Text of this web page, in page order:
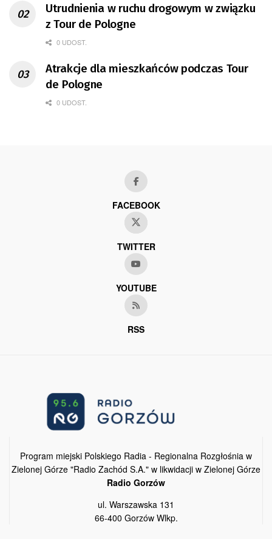
Utrudnienia w ruchu drogowym w związku
z Tour de Pologne
0 UDOST.
Atrakcje dla mieszkańców podczas Tour
de Pologne
0 UDOST.
FACEBOOK
TWITTER
YOUTUBE
RSS
Program miejski Polskiego Radia - Regionalna Rozgłośnia w
Zielonej Górze "Radio Zachód S.A." w likwidacji w Zielonej Górze
Radio Gorzów
ul. Warszawska 131
66-400 Gorzów Wlkp.